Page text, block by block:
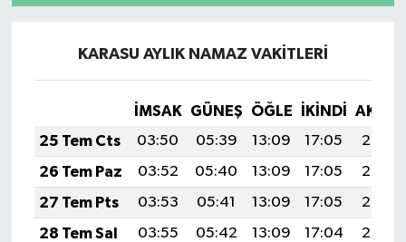
KARASU AYLIK NAMAZ VAKITLERI
İMSAK GÜNEŞ ÖĞLE İKINDI
25 Tem Cts
03:50 05:39 13:09 17:05
20:29
26 Tem Paz
03:52 05:40 13:09 17:05
20:28
27 Tem Pts
03:53 05:41 13:09 17:05
20:27
28 Tem Sal
03:55 05:42 13:09 17:04
20:26